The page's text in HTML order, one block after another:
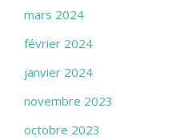
mars 2024
février 2024
janvier 2024
novembre 2023
octobre 2023